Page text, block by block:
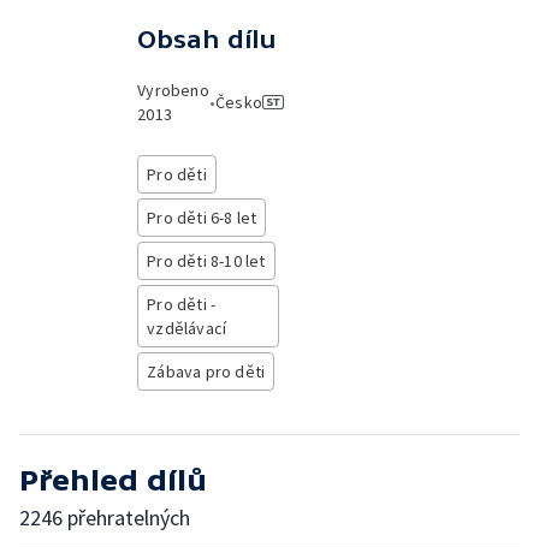
Obsah dílu
Vyrobeno
2013
•Česko
Pro děti
Pro děti 6-8 let
Pro děti 8-10 let
Pro děti -
vzdělávací
Zábava pro děti
Přehled dílů
2246 přehratelných